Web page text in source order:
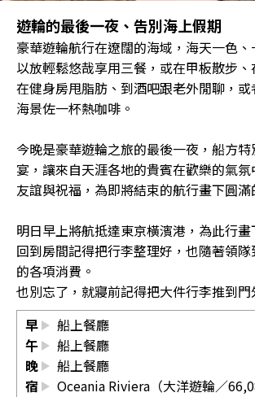
遊輪的最後一夜、告別海上假期
豪華遊輪航行在遼闊的海域，海天一色
以放輕鬆悠哉享用三餐，或在甲板散步、
在健身房甩脂肪、到酒吧跟老外閒聊，
海景佐一杯熱咖啡。
今晚是豪華遊輪之旅的最後一夜，船方
宴，讓來自天涯各地的貴賓在歡樂的氣
友誼與祝福，為即將結束的航行畫下圓滿
明日早上將航抵達東京橫濱港，為此行畫
回到房間記得把行李整理好，也隨著領
的各項消費。
也別忘了，就寢前記得把大件行李推到門
早
船上餐廳
午
船上餐廳
晚
船上餐廳
宿
Oceania Riviera（大洋遊輪／